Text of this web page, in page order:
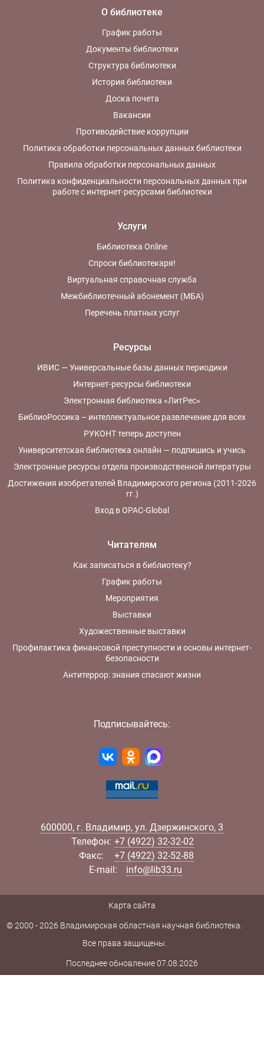
О библиотеке
График работы
Документы библиотеки
Структура библиотеки
История библиотеки
Доска почета
Вакансии
Противодействие коррупции
Политика обработки персональных данных библиотеки
Правила обработки персональных данных
Политика конфиденциальности персональных данных при
работе с интернет-ресурсами библиотеки
Услуги
Библиотека Online
Спроси библиотекаря!
Виртуальная справочная служба
Межбиблиотечный абонемент (МБА)
Перечень платных услуг
Ресурсы
ИВИС — Универсальные базы данных периодики
Интернет-ресурсы библиотеки
Электронная библиотека «ЛитРес»
БиблиоРоссика – интеллектуальное развлечение для всех
РУКОНТ теперь доступен
Университетская библиотека онлайн — подпишись и учись
Электронные ресурсы отдела производственной литературы
Достижения изобретателей Владимирского региона (2011-2026
гг.)
Вход в OPAC-Global
Читателям
Как записаться в библиотеку?
График работы
Мероприятия
Выставки
Художественные выставки
Профилактика финансовой преступности и основы интернет-
безопасности
Антитеррор: знания спасают жизни
Подписывайтесь:
600000, г. Владимир, ул. Дзержинского, 3
Телефон: +7 (4922) 32-32-02
Факс:
+7 (4922) 32-52-88
E-mail:
info@lib33.ru
© 2000 - 2026 Владимирская областная научная библиотека.
Все права защищены.
Карта сайта
Последнее обновление 07.08.2026